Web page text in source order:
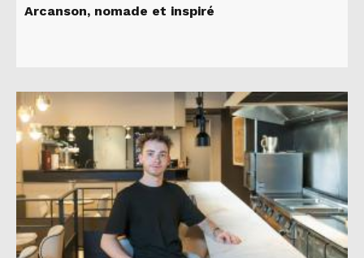
Arcanson, nomade et inspiré